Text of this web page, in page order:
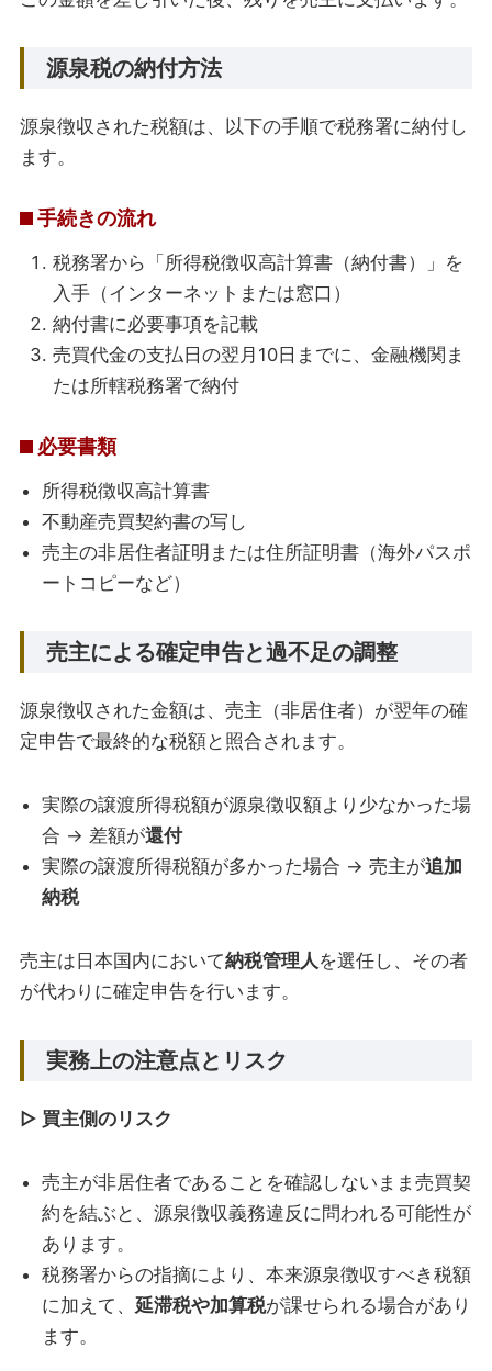
源泉税の納付方法
源泉徴収された税額は、以下の手順で税務署に納付し
ます。
手続きの流れ
税務署から「所得税徴収高計算書（納付書）」を
入手（インターネットまたは窓口）
納付書に必要事項を記載
売買代金の支払日の翌月10日までに、金融機関ま
たは所轄税務署で納付
必要書類
所得税徴収高計算書
不動産売買契約書の写し
売主の非居住者証明または住所証明書（海外パスポ
ートコピーなど）
売主による確定申告と過不足の調整
源泉徴収された金額は、売主（非居住者）が翌年の確
定申告で最終的な税額と照合されます。
実際の譲渡所得税額が源泉徴収額より少なかった場
合 → 差額が還付
実際の譲渡所得税額が多かった場合 → 売主が追加
納税
売主は日本国内において納税管理人を選任し、その者
が代わりに確定申告を行います。
実務上の注意点とリスク
▷ 買主側のリスク
売主が非居住者であることを確認しないまま売買契
約を結ぶと、源泉徴収義務違反に問われる可能性が
あります。
税務署からの指摘により、本来源泉徴収すべき税額
に加えて、延滞税や加算税が課せられる場合があり
ます。